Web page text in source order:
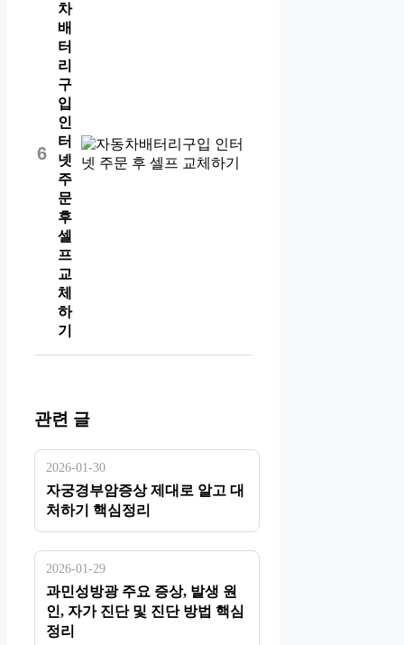
6
차
배
터
리
구
입
인
터
넷
주
문
후
셀
프
교
체
하
기
관련 글
2026-01-30
자궁경부암증상 제대로 알고 대
처하기 핵심정리
2026-01-29
과민성방광 주요 증상, 발생 원
인, 자가 진단 및 진단 방법 핵심
정리